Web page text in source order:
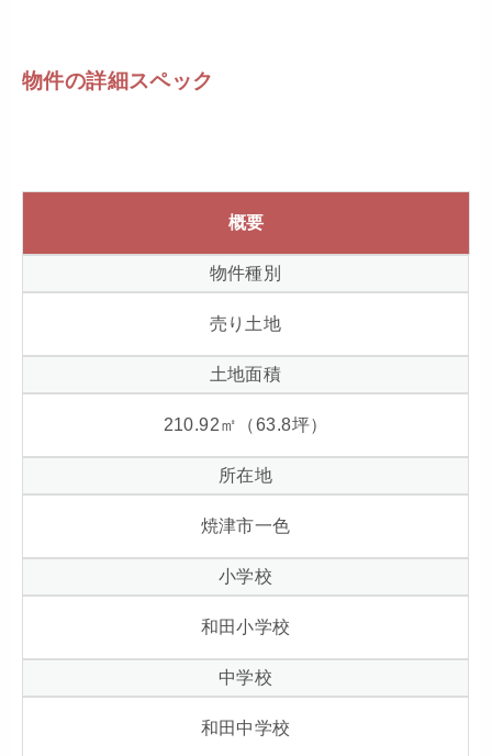
物件の詳細スペック
概要
物件種別
売り土地
土地面積
210.92㎡（63.8坪）
所在地
焼津市一色
小学校
和田小学校
中学校
和田中学校